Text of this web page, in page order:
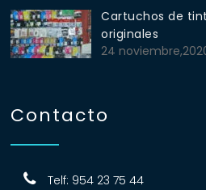
Cartuchos de
originales
24
Contacto
Telf: 954 23 75 44